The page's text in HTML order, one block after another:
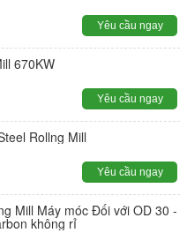
Yêu cầu ngay
670KW
Yêu cầu ngay
Rollng Mill
Yêu cầu ngay
Mill Máy móc Đối với OD 30 -
không rỉ